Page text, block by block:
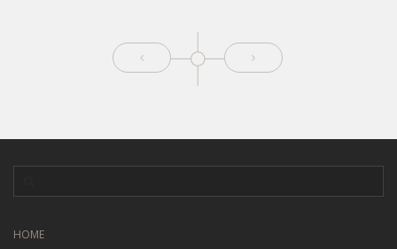
HOME